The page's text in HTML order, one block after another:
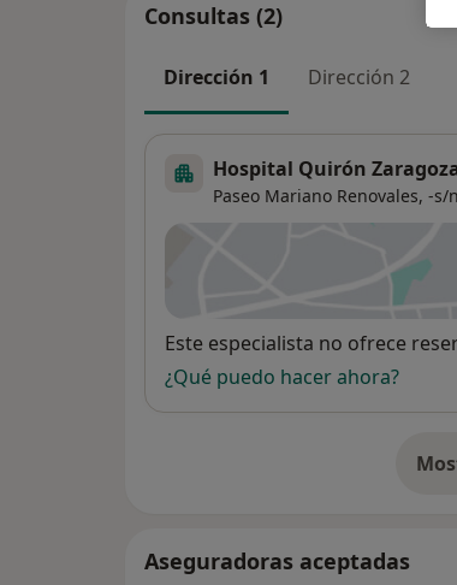
Consultas (2)
Dirección 1 Dirección 2
Hospital Quirón
Paseo Mariano Renovales, -s/
Disponibilidad
Este especialista no ofrece
¿Qué puedo hacer ahora?
Aseguradoras aceptadas